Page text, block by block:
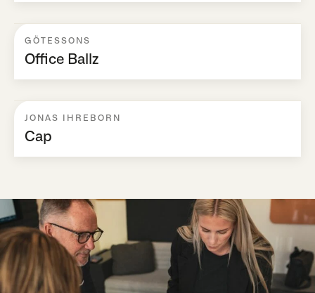
GÖTESSONS
Office Ballz
JONAS IHREBORN
Cap